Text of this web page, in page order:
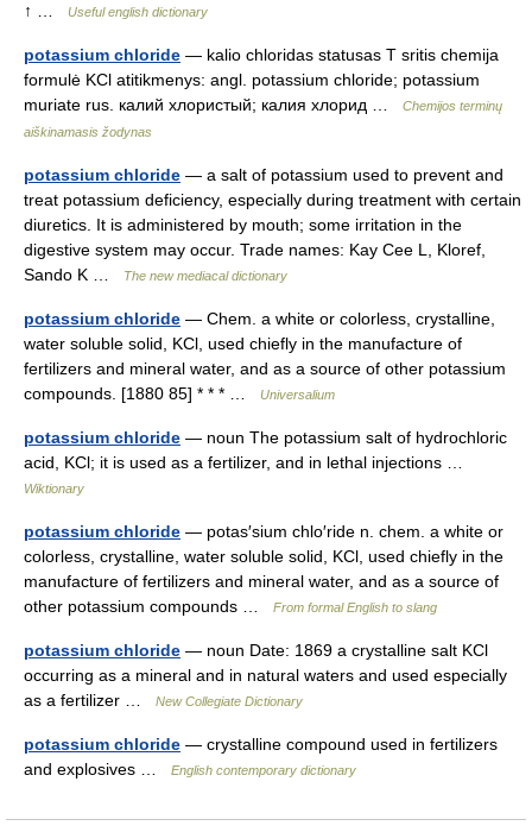
↑ …
Useful english dictionary
potassium chloride — kalio chloridas statusas T sritis chemija
formulė KCl atitikmenys: angl. potassium chloride; potassium
muriate rus. калий хлористый; калия хлорид …
Chemijos terminų
aiškinamasis žodynas
potassium chloride — a salt of potassium used to prevent and
treat potassium deficiency, especially during treatment with certain
diuretics. It is administered by mouth; some irritation in the
digestive system may occur. Trade names: Kay Cee L, Kloref,
Sando K …
The new mediacal dictionary
potassium chloride — Chem. a white or colorless, crystalline,
water soluble solid, KCl, used chiefly in the manufacture of
fertilizers and mineral water, and as a source of other potassium
compounds. [1880 85] * * * …
Universalium
potassium chloride — noun The potassium salt of hydrochloric
acid, KCl; it is used as a fertilizer, and in lethal injections …
Wiktionary
potassium chloride — potas′sium chlo′ride n. chem. a white or
colorless, crystalline, water soluble solid, KCl, used chiefly in the
manufacture of fertilizers and mineral water, and as a source of
other potassium compounds …
From formal English to slang
potassium chloride — noun Date: 1869 a crystalline salt KCl
occurring as a mineral and in natural waters and used especially
as a fertilizer …
New Collegiate Dictionary
potassium chloride — crystalline compound used in fertilizers
and explosives …
English contemporary dictionary